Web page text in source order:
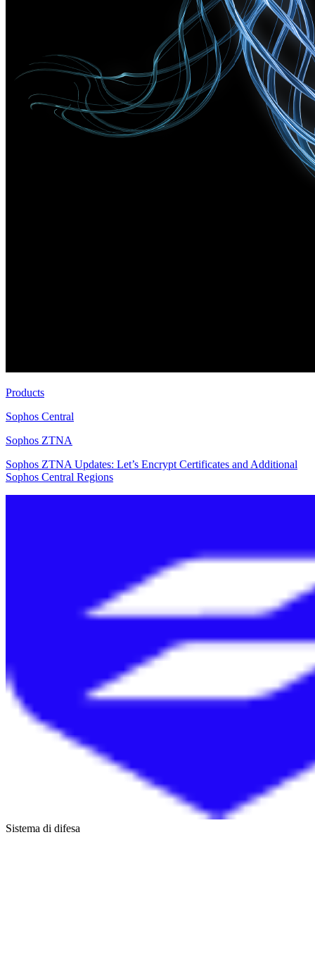
Products
Sophos Central
Sophos ZTNA
Sophos ZTNA Updates: Let’s Encrypt Certificates and Additional
Sophos Central Regions
Sistema di difesa